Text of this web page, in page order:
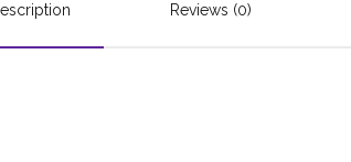
Reviews (0)